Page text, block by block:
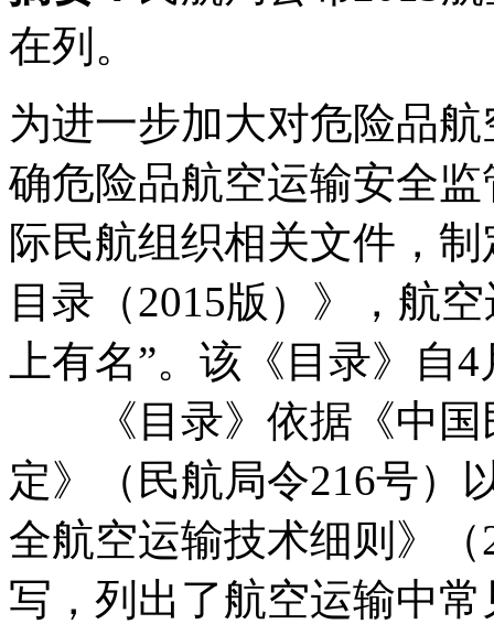
在列。
为进一步加大对危险品
确危险品航空运输安全
际民航组织相关文件，
目录（2015版）》，航
上有名”。该《目录》自
《目录》依据《中国
定》（民航局令216号）
全航空运输技术细则》
写，列出了航空运输中